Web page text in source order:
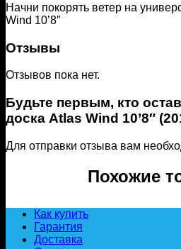
Начни покорять ветер на
Wind 10’8″
Отзывы
Отзывов пока нет.
Будьте первым, кто
доска Atlas Wind 10’8″
Для отправки отзыва вам
Похожие
Как купить
Гарантия
Доставка